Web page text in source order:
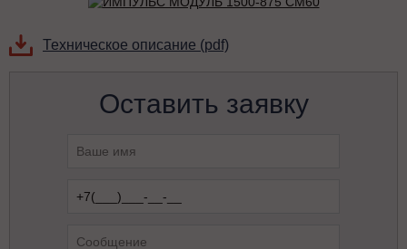
Техническое описание (pdf)
Оставить заявку